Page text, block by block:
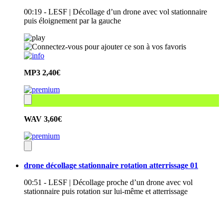
00:19 - LESF | Décollage d’un drone avec vol stationnaire
puis éloignement par la gauche
MP3 2,40€
WAV 3,60€
drone décollage stationnaire rotation atterrissage 01
00:51 - LESF | Décollage proche d’un drone avec vol
stationnaire puis rotation sur lui-même et atterrissage